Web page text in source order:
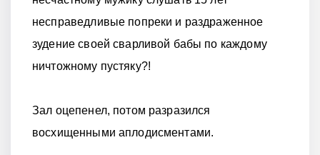
несправедливые попреки и раздраженное
зудение своей сварливой бабы по каждому
ничтожному пустяку?!
Зал оцепенел, потом разразился
восхищенными аплодисментами.